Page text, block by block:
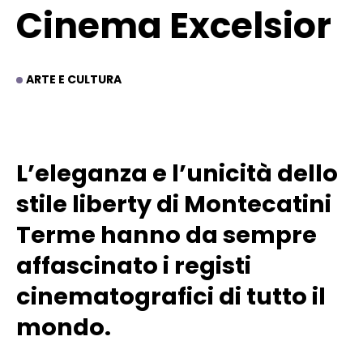
Cinema Excelsior
ARTE E CULTURA
L’eleganza e l’unicità dello
stile liberty di Montecatini
Terme hanno da sempre
affascinato i registi
cinematografici di tutto il
mondo.